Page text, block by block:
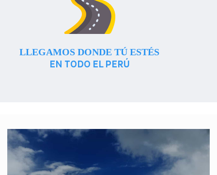
LLEGAMOS DONDE TÚ ESTÉS
EN TODO EL PERÚ